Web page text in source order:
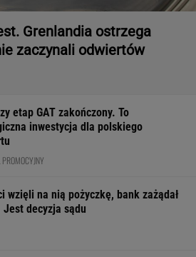
Grenlandia ostrzega
zaczynali odwiertów
etap GAT zakończony. To
inwestycja dla polskiego
wzięli na nią pożyczkę, bank zażądał
Jest decyzja sądu